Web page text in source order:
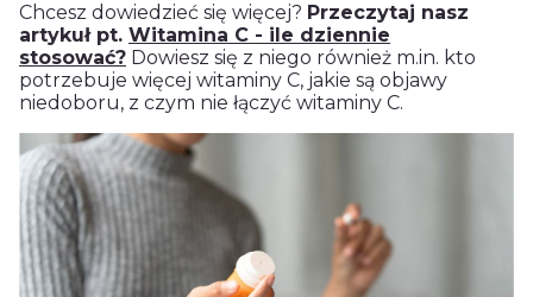
Chcesz dowiedzieć się więcej? Przeczytaj nasz
artykuł pt. Witamina C - ile dziennie
stosować? Dowiesz się z niego również m.in. kto
potrzebuje więcej witaminy C, jakie są objawy
niedoboru, z czym nie łączyć witaminy C.